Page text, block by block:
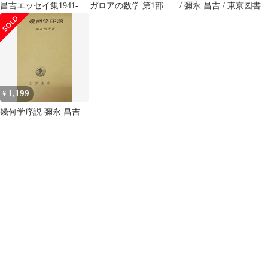
昌吉エッセイ集1941-
2000／彌永 昌吉
ガロアの数学 第1部 時
/ 彌永 昌吉 / 東京図書
¥ 1,199
幾何学序説 彌永 昌吉